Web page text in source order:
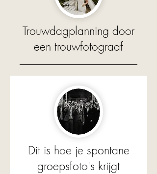
Trouwdagplanning door
een trouwfotograaf
Dit is hoe je spontane
groepsfoto's krijgt